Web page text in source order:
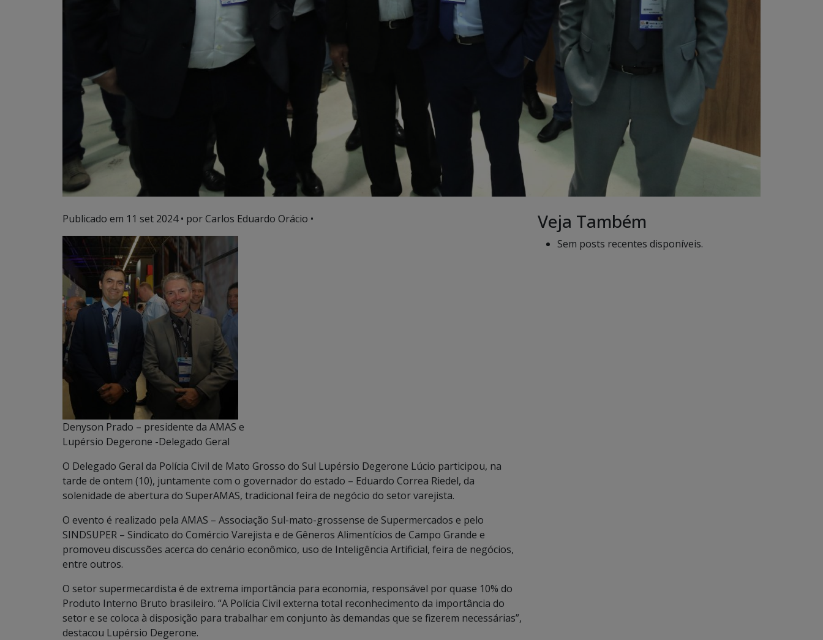
Publicado em 11 set 2024• por Carlos Eduardo Orácio •
Denyson Prado – presidente da AMAS e
Lupérsio Degerone -Delegado Geral
O Delegado Geral da Polícia Civil de Mato Grosso do Sul Lupérsio Degerone Lúcio participou, na
tarde de ontem (10), juntamente com o governador do estado – Eduardo Correa Riedel, da
solenidade de abertura do SuperAMAS, tradicional feira de negócio do setor varejista.
O evento é realizado pela AMAS – Associação Sul-mato-grossense de Supermercados e pelo
SINDSUPER – Sindicato do Comércio Varejista e de Gêneros Alimentícios de Campo Grande e
promoveu discussões acerca do cenário econômico, uso de Inteligência Artificial, feira de negócios,
entre outros.
O setor supermecardista é de extrema importância para economia, responsável por quase 10% do
Produto Interno Bruto brasileiro. “A Polícia Civil externa total reconhecimento da importância do
setor e se coloca à disposição para trabalhar em conjunto às demandas que se fizerem necessárias”,
destacou Lupérsio Degerone.
Veja Também
Sem posts recentes disponíveis.